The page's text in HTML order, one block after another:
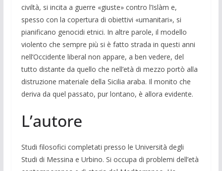
civiltà, si incita a guerre «giuste» contro l’Islàm e,
spesso con la copertura di obiettivi «umanitari», si
pianificano genocidi etnici. In altre parole, il modello
violento che sempre più si è fatto strada in questi anni
nell’Occidente liberal non appare, a ben vedere, del
tutto distante da quello che nell’età di mezzo portò alla
distruzione materiale della Sicilia araba. Il monito che
deriva da quel passato, pur lontano, è allora evidente.
L’autore
Studi filosofici completati presso le Università degli
Studi di Messina e Urbino. Si occupa di problemi dell’età